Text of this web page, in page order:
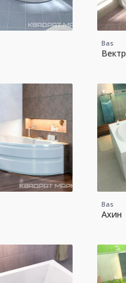
Bas
Bas
Ахин